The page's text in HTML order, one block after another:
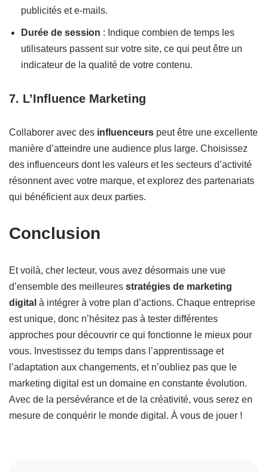
publicités et e-mails.
Durée de session : Indique combien de temps les
utilisateurs passent sur votre site, ce qui peut être un
indicateur de la qualité de votre contenu.
7. L’Influence Marketing
Collaborer avec des influenceurs peut être une excellente
manière d’atteindre une audience plus large. Choisissez
des influenceurs dont les valeurs et les secteurs d’activité
résonnent avec votre marque, et explorez des partenariats
qui bénéficient aux deux parties.
Conclusion
Et voilà, cher lecteur, vous avez désormais une vue
d’ensemble des meilleures stratégies de marketing
digital à intégrer à votre plan d’actions. Chaque entreprise
est unique, donc n’hésitez pas à tester différentes
approches pour découvrir ce qui fonctionne le mieux pour
vous. Investissez du temps dans l’apprentissage et
l’adaptation aux changements, et n’oubliez pas que le
marketing digital est un domaine en constante évolution.
Avec de la persévérance et de la créativité, vous serez en
mesure de conquérir le monde digital. À vous de jouer !